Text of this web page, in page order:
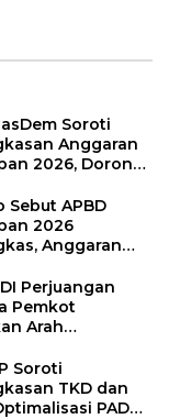
Soroti
Anggaran
2026, Dorong
Sebut APBD
2026
Anggaran
Perjuangan
Pemkot
Arah
IKN
Soroti
TKD dan
PAD